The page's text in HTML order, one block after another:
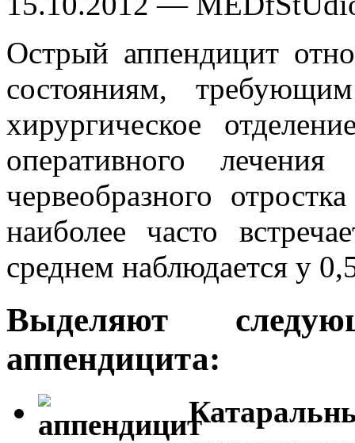
Острый аппендицит
состояниям,
хирургическое
оперативного
червеобразного
наиболее часто
среднем наблюдается у
Выделяют
аппендицита: